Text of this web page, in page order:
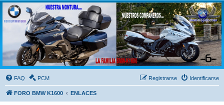
FORO BMW K1600
FORO de MOTOS BMW
FAQ PCM Identificarse
Registrarse
FORO BMW K1600 ENLACES